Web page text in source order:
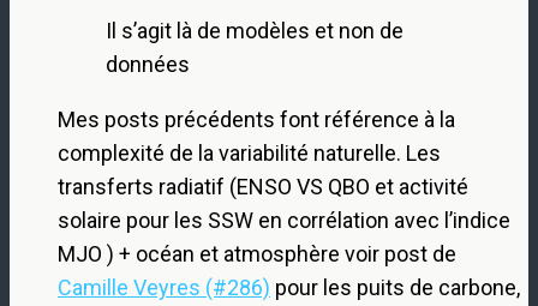
Il s’agit là de modèles et non de
données
Mes posts précédents font référence à la
complexité de la variabilité naturelle. Les
transferts radiatif (ENSO VS QBO et activité
solaire pour les SSW en corrélation avec l’indice
MJO ) + océan et atmosphère voir post de
Camille Veyres (#286) pour les puits de carbone,